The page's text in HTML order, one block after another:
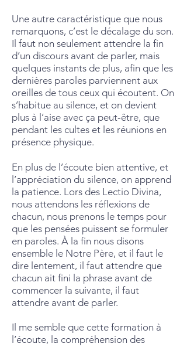
Une autre caractéristique que nous
remarquons, c’est le décalage du son.
Il faut non seulement attendre la fin
d’un discours avant de parler, mais
quelques instants de plus, afin que les
dernières paroles parviennent aux
oreilles de tous ceux qui écoutent. On
s’habitue au silence, et on devient
plus à l’aise avec ça peut-être, que
pendant les cultes et les réunions en
présence physique.
En plus de l’écoute bien attentive, et
l’appréciation du silence, on apprend
la patience. Lors des Lectio Divina,
nous attendons les réflexions de
chacun, nous prenons le temps pour
que les pensées puissent se formuler
en paroles. À la fin nous disons
ensemble le Notre Père, et il faut le
dire lentement, il faut attendre que
chacun ait fini la phrase avant de
commencer la suivante, il faut
attendre avant de parler.
Il me semble que cette formation à
l’écoute, la compréhension des